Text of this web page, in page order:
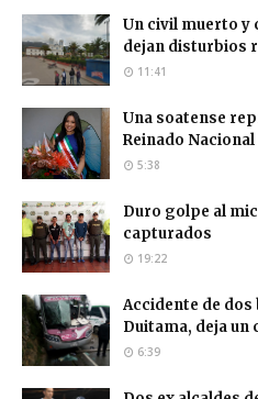
Un civil muerto y
dejan disturbios
11:41
Una soatense
Reinado
5:38
Duro golpe al
capturados
19:22
Accidente de dos
Duitama, deja
6:39